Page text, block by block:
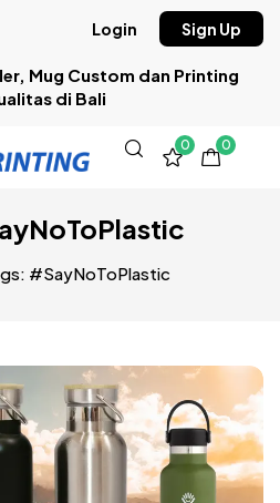
Mug Custom dan Printing
di Bali
Login Sign Up
0 0
#SayNoToPlastic